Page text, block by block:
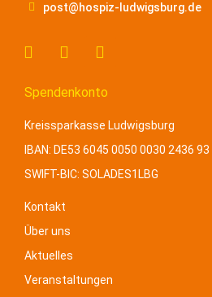
post@hospiz-ludwigsburg.de
Spendenkonto
Kreissparkasse Ludwigsburg
IBAN: DE53 6045 0050 0030 2436 93
SWIFT-BIC: SOLADES1LBG
Kontakt
Über uns
Aktuelles
Veranstaltungen